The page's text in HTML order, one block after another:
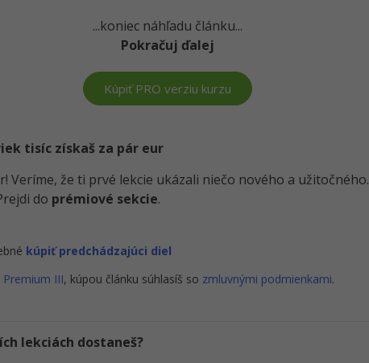
...koniec náhľadu článku...
Pokračuj ďalej
Kúpiť PRO verziu kurzu
tisíc získaš za pár eur
Veríme, že ti prvé lekcie ukázali niečo nového a užitočného.
do prémiové sekcie.
kúpiť predchádzajúci diel
Premium III, kúpou článku súhlasíš so zmluvnými podmienkami.
lekciách dostaneš?